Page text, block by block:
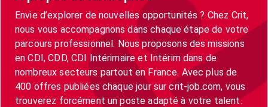
Envie d’explorer de nouvelles opportunités ? Chez Crit,
nous vous accompagnons dans chaque étape de votre
parcours professionnel. Nous proposons des missions
en CDI, CDD, CDI Intérimaire et Intérim dans de
nombreux secteurs partout en France. Avec plus de
400 offres publiées chaque jour sur crit-job.com, vous
trouverez forcément un poste adapté à votre talent.